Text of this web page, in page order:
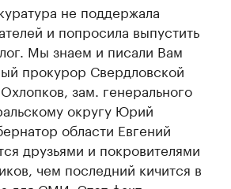
не поддержала
и попросила выпустить
Мы знаем и писали Вам
прокурор Свердловской
зам. генерального
округу Юрий
области Евгений
друзьями и покровителями
чем последний кичится в